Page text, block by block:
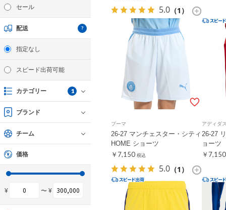
セール
配送
指定なし
スピード出荷可能
カテゴリー 1
ブランド
チーム
価格
¥ 〜 ¥
5.0 （1）
プーマ
26-27 マンチェスター・シティ
HOME ショーツ
￥7,150 税込
5.0 （1）
アディダ
26-27
ョーツ
￥7,150